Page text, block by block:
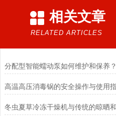
相关文章
RELATED ARTICLES
分配型智能蠕动泵如何维护和保养？